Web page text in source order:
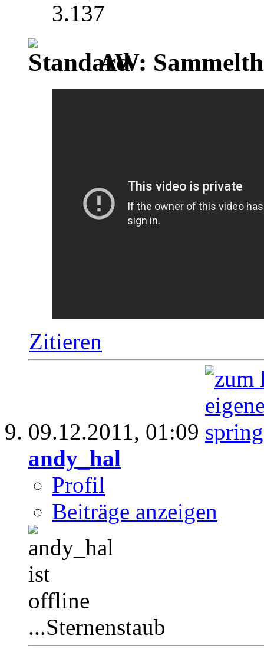
3.137
AW:
Zitieren
09.12.2011, 01:09
andy_hal
Profil
Beiträge anzeigen
...Sternenstaub